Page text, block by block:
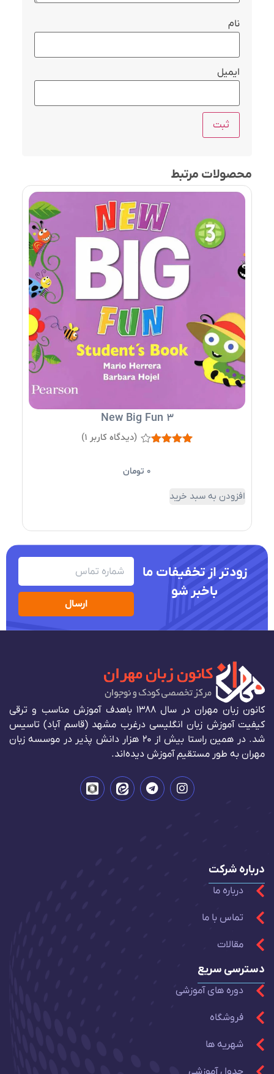
نام
ایمیل
محصولات مرتبط
New Big Fun 3
(دیدگاه کاربر 1
)
0 تومان
افزودن به سبد خرید
زودتر از تخفیفات ما
باخبر شو
ارسال
دسترسی سریع
دوره های آموزشی
فروشگاه
شهریه ها
درباره شرکت
درباره ما
تماس با ما
مقالات
کانون زبان مهران در سال 1388 باهدف آموزش مناسب و ترقی
کیفیت آموزش زبان انگلیسی درغرب مشهد (قاسم آباد) تاسیس
شد. در همین راستا بیش از 20 هزار دانش پذیر در موسسه زبان
مهران به طور مستقیم آموزش دیده‌اند.